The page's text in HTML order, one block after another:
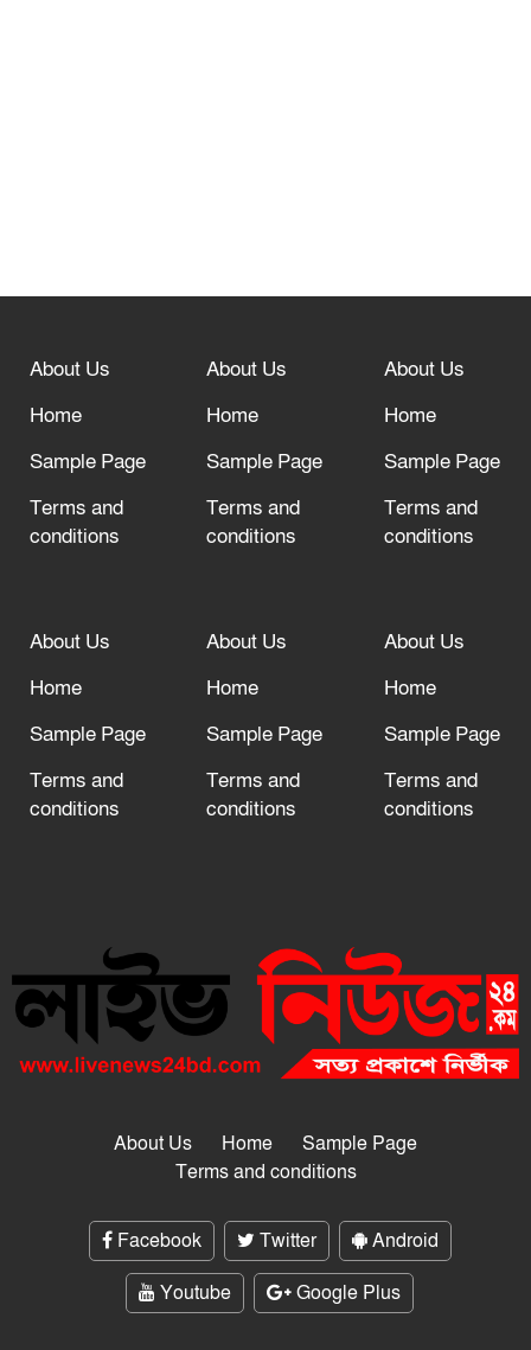
“অসহযোগ” আন্দোলনের হুমকি
দরজা খোলা রেখেছেন
About Us
Home
Sample Page
Terms and
conditions
About Us
Home
Sample Page
Terms and
conditions
About Us
Home
Sample Page
Terms and
conditions
About Us
Home
Sample Page
Terms and
conditions
About Us
Home
Sample Page
Terms and
conditions
About Us
Home
Sample Page
Terms and
conditions
About Us Home
Sample Page
Terms and conditions
Facebook Twitter
Android
Youtube
Google Plus